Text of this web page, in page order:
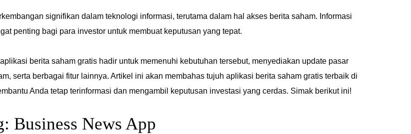
signifikan dalam teknologi informasi, terutama dalam hal akses berita saham. Informasi
penting bagi para investor untuk membuat keputusan yang tepat.
berita saham gratis hadir untuk memenuhi kebutuhan tersebut, menyediakan update pasar
serta berbagai fitur lainnya. Artikel ini akan membahas tujuh aplikasi berita saham gratis terbaik di
Anda tetap terinformasi dan mengambil keputusan investasi yang cerdas. Simak berikut ini!
Business News App